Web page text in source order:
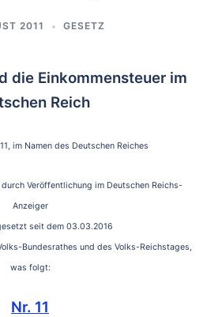
2011 GESETZ
die Einkommensteuer im
Reich
im Namen des Deutschen Reiches
Veröffentlichung im Deutschen Reichs-
Anzeiger
seit dem 03.03.2016
Bundesrathes und des Volks-Reichstages,
was folgt:
Nr. 11